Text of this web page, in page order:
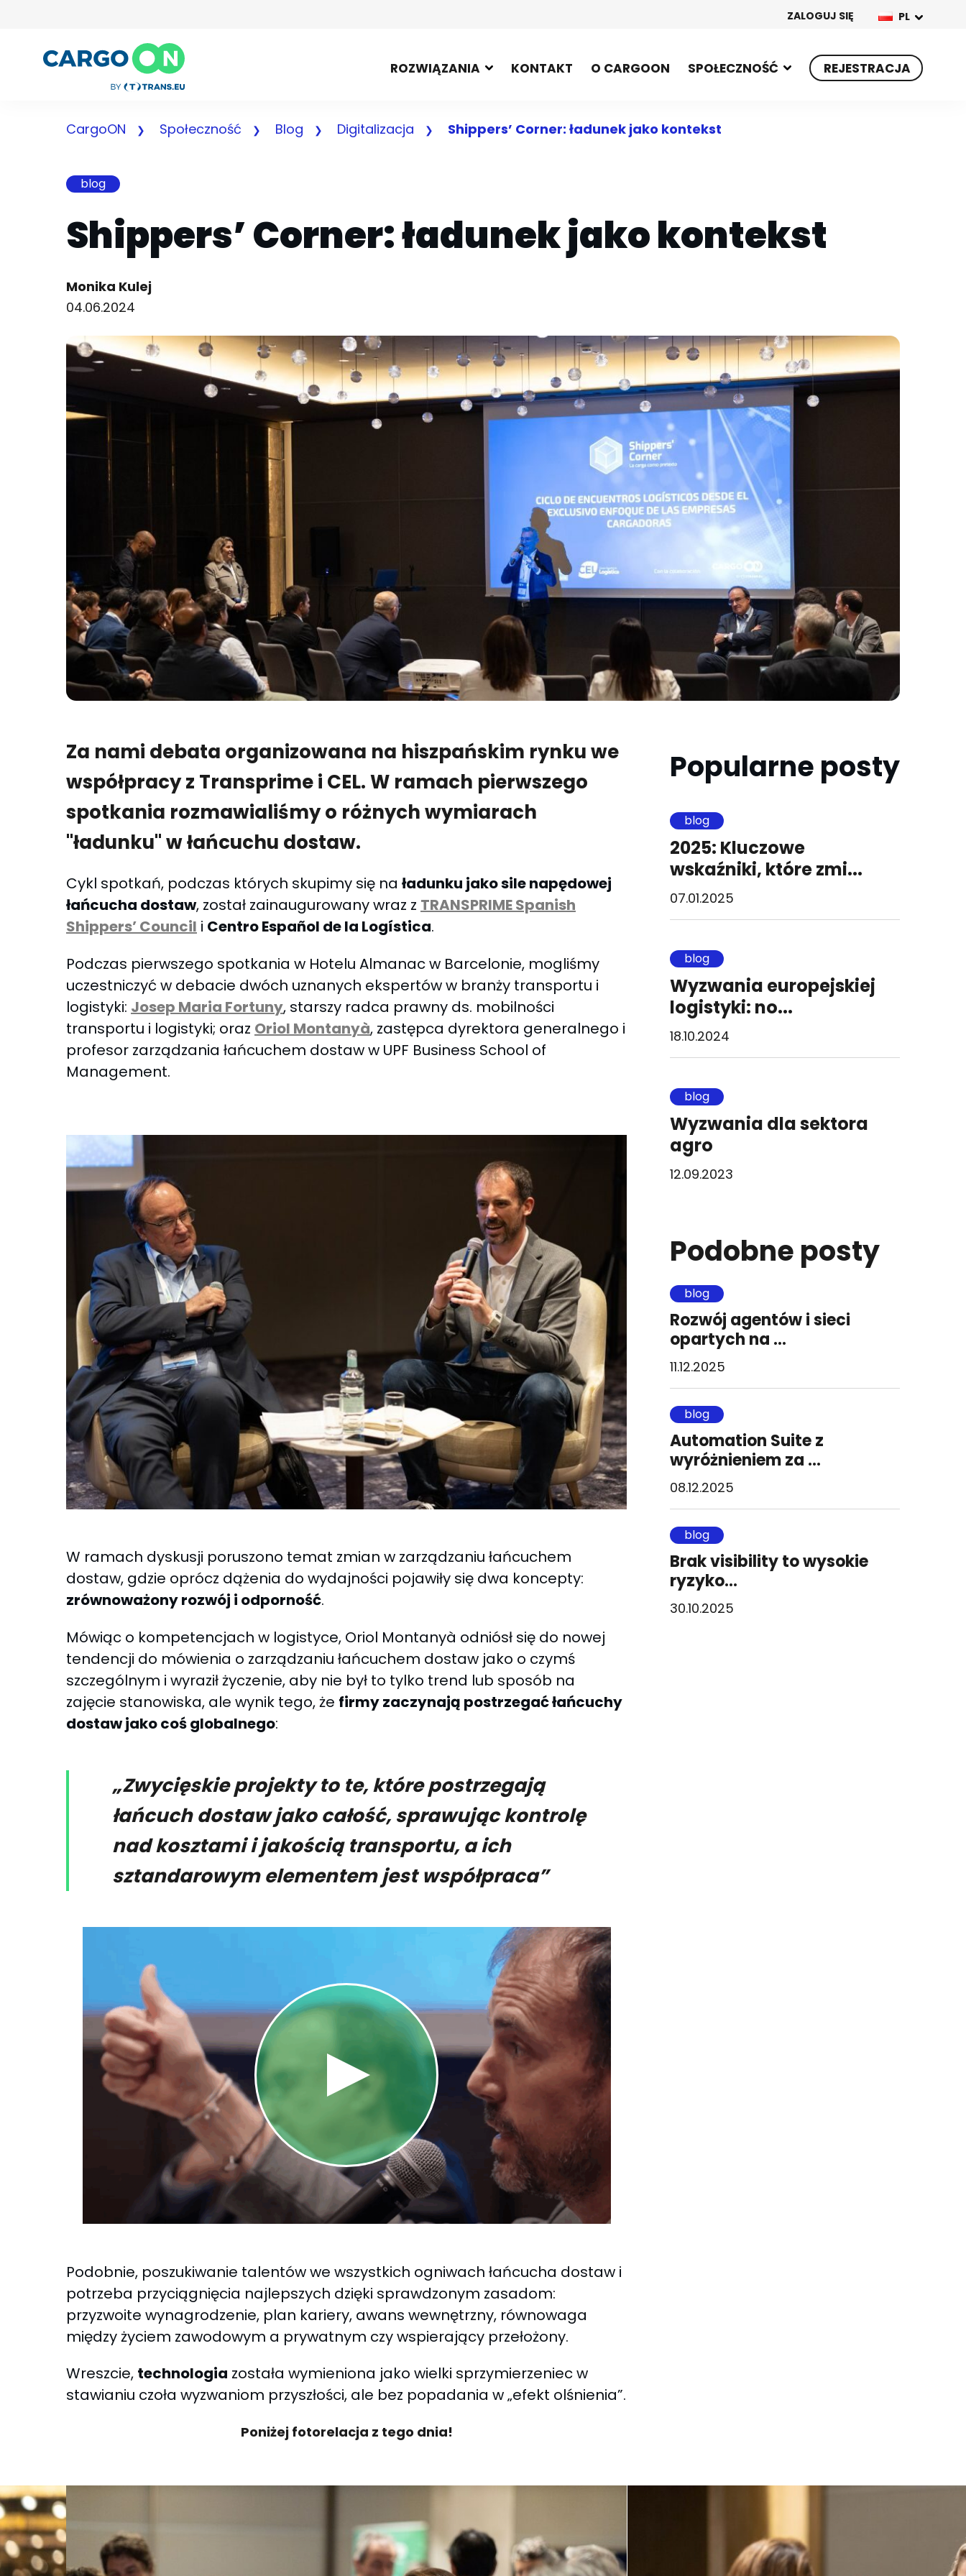
ZALOGUJ SIĘ PL
ROZWIĄZANIA KONTAKT O CARGOON SPOŁECZNOŚĆ REJESTRACJA
CargoON Społeczność Blog Digitalizacja Shippers’ Corner: ładunek jako kontekst
blog
Shippers’ Corner: ładunek jako kontekst
Author:
Monika Kulej
04.06.2024
Za nami debata organizowana na hiszpańskim rynku we
współpracy z Transprime i CEL. W ramach pierwszego
spotkania rozmawialiśmy o różnych wymiarach
"ładunku" w łańcuchu dostaw.
Cykl spotkań, podczas których skupimy się na ładunku jako sile napędowej
łańcucha dostaw, został zainaugurowany wraz z TRANSPRIME Spanish
Shippers’ Council i Centro Español de la Logística.
Podczas pierwszego spotkania w Hotelu Almanac w Barcelonie, mogliśmy
uczestniczyć w debacie dwóch uznanych ekspertów w branży transportu i
logistyki: Josep Maria Fortuny, starszy radca prawny ds. mobilności
transportu i logistyki; oraz Oriol Montanyà, zastępca dyrektora generalnego i
profesor zarządzania łańcuchem dostaw w UPF Business School of
Management.
W ramach dyskusji poruszono temat zmian w zarządzaniu łańcuchem
dostaw, gdzie oprócz dążenia do wydajności pojawiły się dwa koncepty:
zrównoważony rozwój i odporność.
Mówiąc o kompetencjach w logistyce, Oriol Montanyà odniósł się do nowej
tendencji do mówienia o zarządzaniu łańcuchem dostaw jako o czymś
szczególnym i wyraził życzenie, aby nie był to tylko trend lub sposób na
zajęcie stanowiska, ale wynik tego, że firmy zaczynają postrzegać łańcuchy
dostaw jako coś globalnego:
„Zwycięskie projekty to te, które postrzegają
łańcuch dostaw jako całość, sprawując kontrolę
nad kosztami i jakością transportu, a ich
sztandarowym elementem jest współpraca”
Podobnie, poszukiwanie talentów we wszystkich ogniwach łańcucha dostaw i
potrzeba przyciągnięcia najlepszych dzięki sprawdzonym zasadom:
przyzwoite wynagrodzenie, plan kariery, awans wewnętrzny, równowaga
między życiem zawodowym a prywatnym czy wspierający przełożony.
Wreszcie, technologia została wymieniona jako wielki sprzymierzeniec w
stawianiu czoła wyzwaniom przyszłości, ale bez popadania w „efekt olśnienia”.
Poniżej fotorelacja z tego dnia!
Popularne posty
blog
2025: Kluczowe
wskaźniki, które zmi...
07.01.2025
blog
Wyzwania europejskiej
logistyki: no...
18.10.2024
blog
Wyzwania dla sektora
agro
12.09.2023
Podobne posty
blog
Rozwój agentów i sieci
opartych na ...
11.12.2025
blog
Automation Suite z
wyróżnieniem za ...
08.12.2025
blog
Brak visibility to wysokie
ryzyko...
30.10.2025